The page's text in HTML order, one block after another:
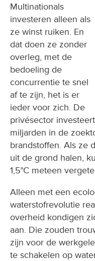
Multinationals
investeren alleen als
ze winst ruiken. En
dat doen ze zonder
overleg, met de
bedoeling de
concurrentie te snel
af te zijn, het is er
ieder voor zich. De
privésector
miljarden in de
brandstoffen. Als ze
uit de grond halen,
1,5°C meteen
Alleen met een
waterstofrevolutie
overheid kondigen
aan. Die zouden
zijn voor de
te schakelen op